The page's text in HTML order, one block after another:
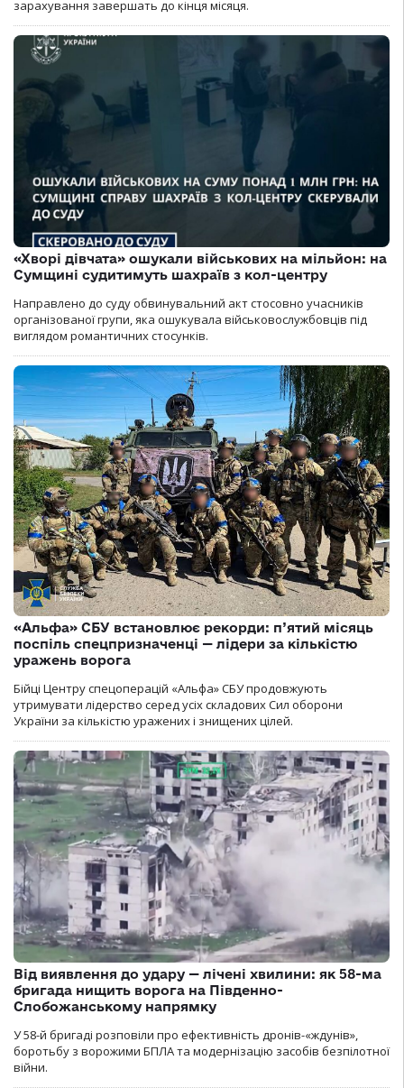
зарахування завершать до кінця місяця.
«Хворі дівчата» ошукали військових на мільйон: на
Сумщині судитимуть шахраїв з кол-центру
Направлено до суду обвинувальний акт стосовно учасників
організованої групи, яка ошукувала військовослужбовців під
виглядом романтичних стосунків.
«Альфа» СБУ встановлює рекорди: п’ятий місяць
поспіль спецпризначенці — лідери за кількістю
уражень ворога
Бійці Центру спецоперацій «Альфа» СБУ продовжують
утримувати лідерство серед усіх складових Сил оборони
України за кількістю уражених і знищених цілей.
Від виявлення до удару — лічені хвилини: як 58-ма
бригада нищить ворога на Південно-
Слобожанському напрямку
У 58-й бригаді розповіли про ефективність дронів-«ждунів»,
боротьбу з ворожими БПЛА та модернізацію засобів безпілотної
війни.